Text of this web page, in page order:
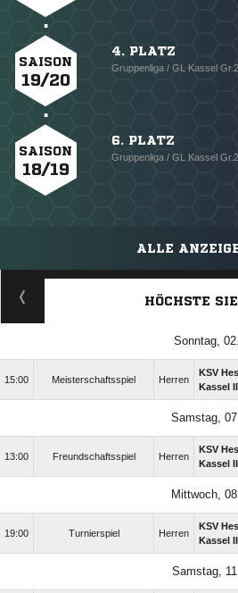
SAISON
19/20
4. PLATZ
Gruppenliga / GL Kassel Gr.2
SAISON
18/19
6. PLATZ
Gruppenliga / GL Kassel Gr.2
ALLE
HÖCHSTE
Sonntag,
15:00 Meisterschaftsspiel Herren
KSV
Kassel II
Samstag,
13:00 Freundschaftsspiel Herren
KSV
Kassel II
Mittwoch,
19:00 Turnierspiel Herren
KSV
Kassel II
Samstag,